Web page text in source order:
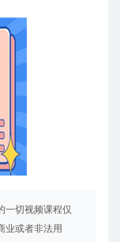
一切视频课程仅
业或者非法用